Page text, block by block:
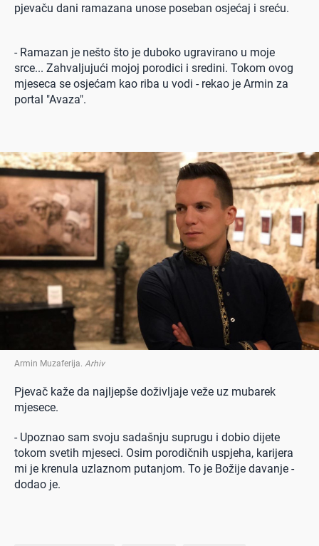
pjevaču dani ramazana unose poseban osjećaj i sreću.
- Ramazan je nešto što je duboko ugravirano u moje
srce... Zahvaljujući mojoj porodici i sredini. Tokom ovog
mjeseca se osjećam kao riba u vodi - rekao je Armin za
portal "Avaza".
Armin Muzaferija Arhiv
Pjevač kaže da najljepše doživljaje veže uz mubarek
mjesece.
- Upoznao sam svoju sadašnju suprugu i dobio dijete
tokom svetih mjeseci. Osim porodičnih uspjeha, karijera
mi je krenula uzlaznom putanjom. To je Božije davanje -
dodao je.